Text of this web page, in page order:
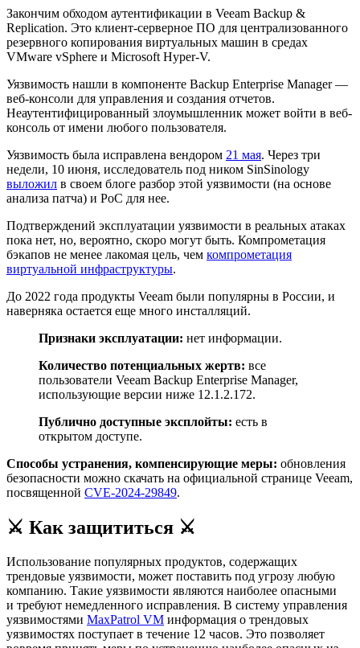
Закончим обходом аутентификации в Veeam Backup &
Replication. Это клиент-серверное ПО для централизованного
резервного копирования виртуальных машин в средах
VMware vSphere и Microsoft Hyper-V.
Уязвимость нашли в компоненте Backup Enterprise Manager —
веб-консоли для управления и создания отчетов.
Неаутентифицированный злоумышленник может войти в веб-
консоль от имени любого пользователя.
Уязвимость была исправлена вендором 21 мая. Через три
недели, 10 июня, исследователь под ником SinSinology
выложил в своем блоге разбор этой уязвимости (на основе
анализа патча) и PoC для нее.
Подтверждений эксплуатации уязвимости в реальных атаках
пока нет, но, вероятно, скоро могут быть. Компрометация
бэкапов не менее лакомая цель, чем компрометация
виртуальной инфраструктуры.
До 2022 года продукты Veeam были популярны в России, и
наверняка остается еще много инсталляций.
Признаки эксплуатации: нет информации.
Количество потенциальных жертв: все
пользователи Veeam Backup Enterprise Manager,
использующие версии ниже 12.1.2.172.
Публично доступные эксплойты: есть в
открытом доступе.
Способы устранения, компенсирующие меры: обновления
безопасности можно скачать на официальной странице Veeam,
посвященной CVE-2024-29849.
⚔️ Как защититься ⚔️
Использование популярных продуктов, содержащих
трендовые уязвимости, может поставить под угрозу любую
компанию. Такие уязвимости являются наиболее опасными
и требуют немедленного исправления. В систему управления
уязвимостями MaxPatrol VM информация о трендовых
уязвимостях поступает в течение 12 часов. Это позволяет